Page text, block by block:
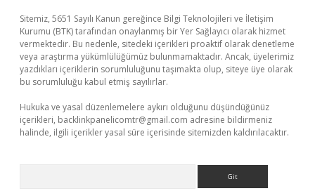
Sitemiz, 5651 Sayılı Kanun gereğince Bilgi Teknolojileri ve İletişim
Kurumu (BTK) tarafından onaylanmış bir Yer Sağlayıcı olarak hizmet
vermektedir. Bu nedenle, sitedeki içerikleri proaktif olarak denetleme
veya araştırma yükümlülüğümüz bulunmamaktadır. Ancak, üyelerimiz
yazdıkları içeriklerin sorumluluğunu taşımakta olup, siteye üye olarak
bu sorumluluğu kabul etmiş sayılırlar.
Hukuka ve yasal düzenlemelere aykırı olduğunu düşündüğünüz
içerikleri, backlinkpanelicomtr@gmail.com adresine bildirmeniz
halinde, ilgili içerikler yasal süre içerisinde sitemizden kaldırılacaktır.